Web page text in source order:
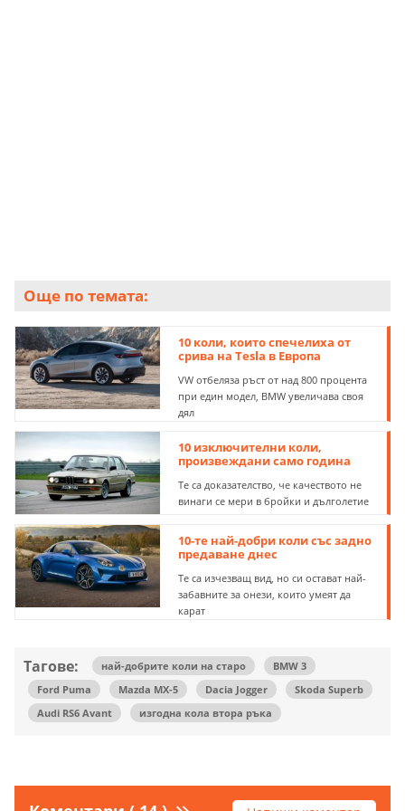
Още по темата:
10 коли, които спечелиха от
срива на Tesla в Европа
VW отбеляза ръст от над 800 процента
при един модел, BMW увеличава своя
дял
10 изключителни коли,
произвеждани само година
Те са доказателство, че качеството не
винаги се мери в бройки и дълголетие
10-те най-добри коли със задно
предаване днес
Те са изчезващ вид, но си остават най-
забавните за онези, които умеят да
карат
Тагове: най-добрите коли на старо
BMW 3
Ford Puma
Mazda MX-5 Dacia Jogger
Skoda Superb
Audi RS6 Avant
изгодна кола втора ръка